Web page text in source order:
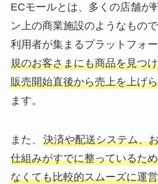
ECモールとは、多くの店舗が
ン上の商業施設のようなもの
利用者が集まるプラットフォー
規のお客さまにも商品を見つ
販売開始直後から売上を上げ
ます。
また、 決済や配送システム、
仕組みがすでに整っているた
なくても比較的スムーズに運